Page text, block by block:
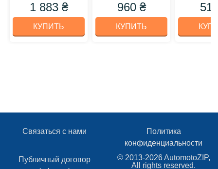
1 883 ₴
КУПИТЬ
960 ₴
КУПИТЬ
Связаться с нами
Политика
конфиденциальности
Публичный договор
© 2013-2026 AutomotoZIP,
All rights reserved.